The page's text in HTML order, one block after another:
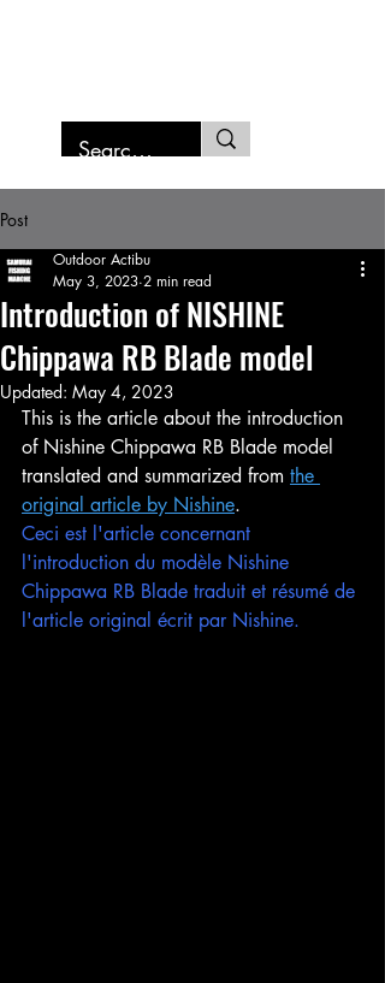
Post
Introduction of NISHINE
Chippawa RB Blade model
Outdoor Actibu
May 3, 2023 2 min read
Updated: May 4, 2023
This is the article about the introduction
of Nishine Chippawa RB Blade model
translated and summarized from the
original article by Nishine.
Ceci est l'article concernant
l'introduction du modèle Nishine
Chippawa RB Blade traduit et résumé de
l'article original écrit par Nishine.